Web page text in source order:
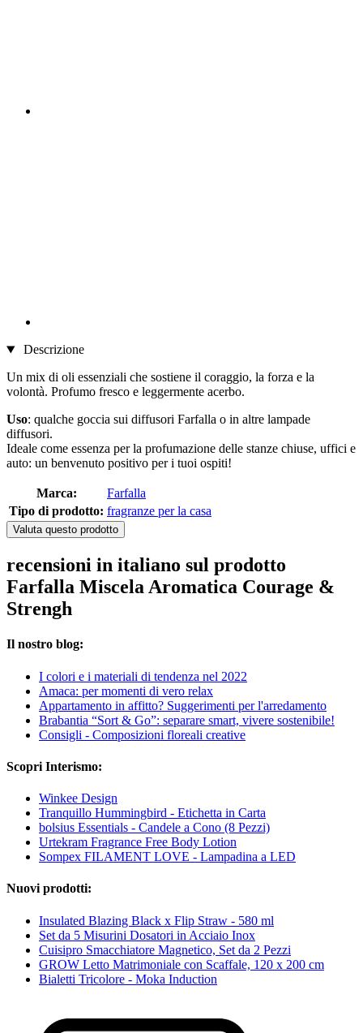
Descrizione
Un mix di oli essenziali che sostiene il coraggio, la forza e la
volontà. Profumo fresco e leggermente acerbo.
Uso: qualche goccia sui diffusori Farfalla o in altre lampade
diffusori.
Ideale come essenza per la profumazione delle stanze chiuse, uffici e
auto: un benvenuto positivo per i tuoi ospiti!
Marca:
Farfalla
Tipo di prodotto: fragranze per la casa
Valuta questo prodotto
recensioni in italiano sul prodotto
Farfalla Miscela Aromatica Courage &
Strengh
Il nostro blog:
I colori e i materiali di tendenza nel 2022
Amaca: per momenti di vero relax
Appartamento in affitto? Suggerimenti per l'arredamento
Brabantia “Sort & Go”: separare smart, vivere sostenibile!
Consigli - Composizioni floreali creative
Scopri Interismo:
Winkee Design
Tranquillo Hummingbird - Etichetta in Carta
bolsius Essentials - Candele a Cono (8 Pezzi)
Urtekram Fragrance Free Body Lotion
Sompex FILAMENT LOVE - Lampadina a LED
Nuovi prodotti:
Insulated Blazing Black x Flip Straw - 580 ml
Set da 5 Misurini Dosatori in Acciaio Inox
Cuisipro Smacchiatore Magnetico, Set da 2 Pezzi
GROW Letto Matrimoniale con Scaffale, 120 x 200 cm
Bialetti Tricolore - Moka Induction